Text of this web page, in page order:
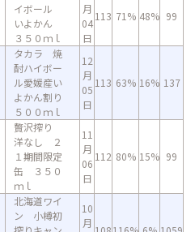
イボール
いよかん
３５０ｍｌ
月
04
日
113 71% 48% 99
タカラ 焼
酎ハイボー
ル愛媛産い
よかん割り
５００ｍｌ
12
月
05
日
113 63% 16% 137
贅沢搾り
洋なし ２
１期間限定
缶 ３５０
ｍｌ
11
月
06
日
112 80% 15% 99
北海道ワイ
ン 小樽初
10
月